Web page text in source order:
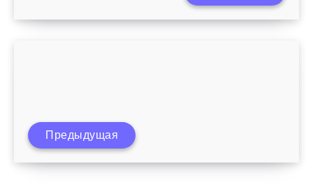
Грудничок 6 месяцев развитие
Предыдущая